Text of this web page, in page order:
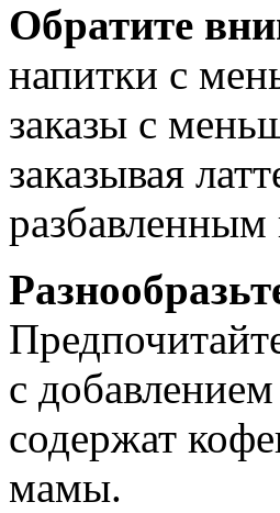
Обратите
напитки с
заказы с
заказывая
с
содержат
мамы.